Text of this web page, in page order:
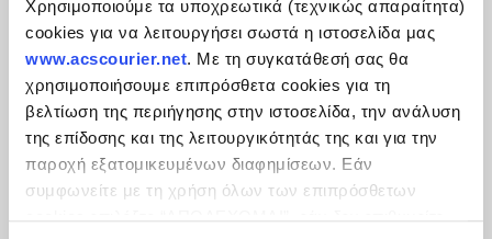
Χρησιμοποιούμε τα υποχρεωτικά (τεχνικώς απαραίτητα)
cookies για να λειτουργήσει σωστά η ιστοσελίδα μας
www.acscourier.net. Με τη συγκατάθεσή σας θα
χρησιμοποιήσουμε επιπρόσθετα cookies για τη
βελτίωση της περιήγησης στην ιστοσελίδα, την ανάλυση
της επίδοσης και της λειτουργικότητάς της και για την
παροχή εξατομικευμένων διαφημίσεων. Εάν
συμφωνείτε με τη χρήση όλων των επιπρόσθετων